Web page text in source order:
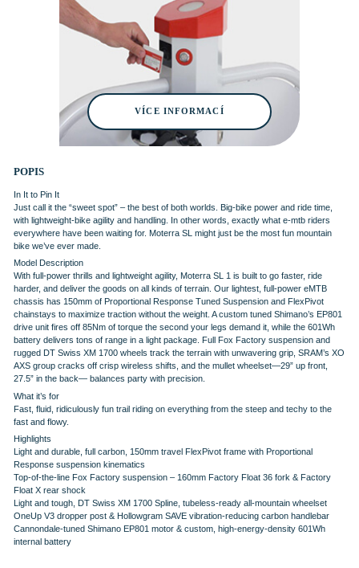
VÍCE INFORMACÍ
POPIS
In It to Pin It
Just call it the “sweet spot” – the best of both worlds. Big-bike power and ride time,
with lightweight-bike agility and handling. In other words, exactly what e-mtb riders
everywhere have been waiting for. Moterra SL might just be the most fun mountain
bike we’ve ever made.
Model Description
With full-power thrills and lightweight agility, Moterra SL 1 is built to go faster, ride
harder, and deliver the goods on all kinds of terrain. Our lightest, full-power eMTB
chassis has 150mm of Proportional Response Tuned Suspension and FlexPivot
chainstays to maximize traction without the weight. A custom tuned Shimano’s EP801
drive unit fires off 85Nm of torque the second your legs demand it, while the 601Wh
battery delivers tons of range in a light package. Full Fox Factory suspension and
rugged DT Swiss XM 1700 wheels track the terrain with unwavering grip, SRAM’s XO
AXS group cracks off crisp wireless shifts, and the mullet wheelset—29” up front,
27.5” in the back— balances party with precision.
What it’s for
Fast, fluid, ridiculously fun trail riding on everything from the steep and techy to the
fast and flowy.
Highlights
Light and durable, full carbon, 150mm travel FlexPivot frame with Proportional
Response suspension kinematics
Top-of-the-line Fox Factory suspension – 160mm Factory Float 36 fork & Factory
Float X rear shock
Light and tough, DT Swiss XM 1700 Spline, tubeless-ready all-mountain wheelset
OneUp V3 dropper post & Hollowgram SAVE vibration-reducing carbon handlebar
Cannondale-tuned Shimano EP801 motor & custom, high-energy-density 601Wh
internal battery